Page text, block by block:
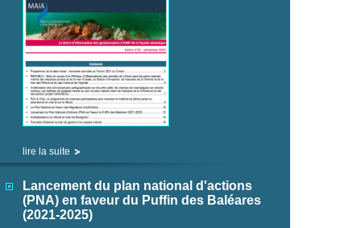
lire la suite
Lancement du plan national d'actions
(PNA) en faveur du Puffin des Baléares
(2021-2025)